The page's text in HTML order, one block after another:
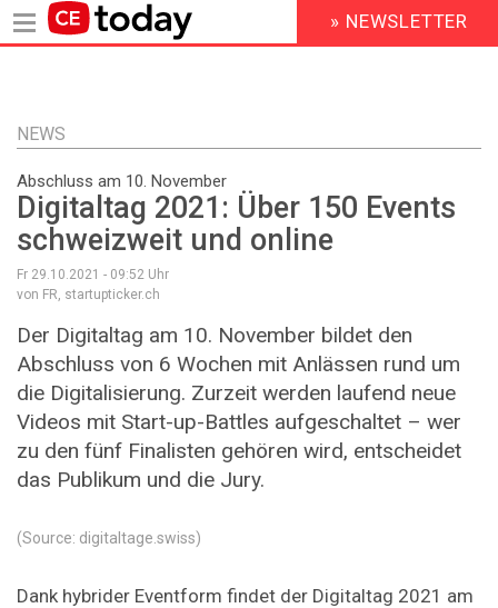
Inhalt
HEADER
MENU
» NEWSLETTER
NEWS
Abschluss am 10. November
Digitaltag 2021: Über 150 Events
schweizweit und online
Fr 29.10.2021 - 09:52 Uhr
von FR, startupticker.ch
Der Digitaltag am 10. November bildet den
Abschluss von 6 Wochen mit Anlässen rund um
die Digitalisierung. Zurzeit werden laufend neue
Videos mit Start-up-Battles aufgeschaltet – wer
zu den fünf Finalisten gehören wird, entscheidet
das Publikum und die Jury.
(Source: digitaltage.swiss)
Dank hybrider Eventform findet der Digitaltag 2021 am